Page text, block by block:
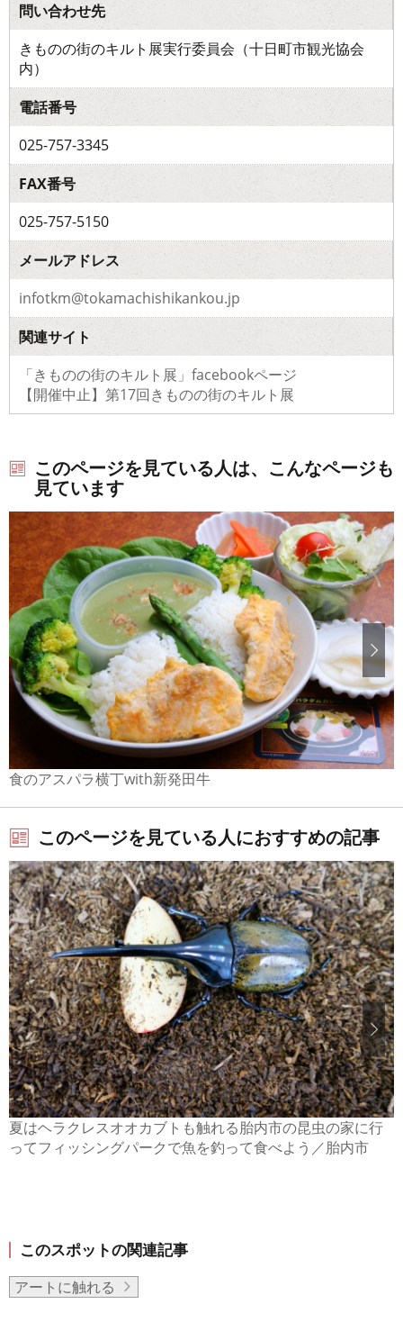
問い合わせ先
きものの街のキルト展実行委員会（十日町市観光協会
内）
電話番号
025-757-3345
FAX番号
025-757-5150
メールアドレス
infotkm@tokamachishikankou.jp
関連サイト
「きものの街のキルト展」facebookページ
【開催中止】第17回きものの街のキルト展
このページを見ている人は、こんなページも
見ています
食のアスパラ横丁with新発田牛
このページを見ている人におすすめの記事
夏はヘラクレスオオカブトも触れる胎内市の昆虫の家に行
ってフィッシングパークで魚を釣って食べよう／胎内市
このスポットの関連記事
アートに触れる